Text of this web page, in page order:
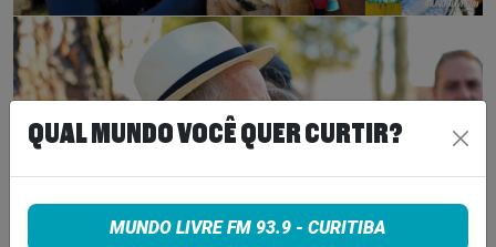
QUAL MUNDO VOCÊ QUER CURTIR?
MUNDO LIVRE FM 93.9 - CURITIBA